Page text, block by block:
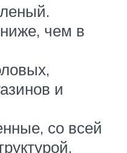
чем в
и
со всей